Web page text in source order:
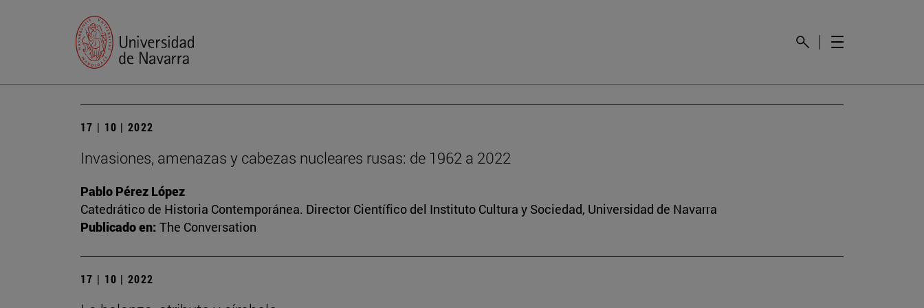
17 | 10 | 2022
Invasiones, amenazas y cabezas nucleares rusas: de 1962 a 2022
Pablo Pérez López
Catedrático de Historia Contemporánea. Director Científico del Instituto Cultura y Sociedad, Universidad de Navarra
Publicado en: The Conversation
17 | 10 | 2022